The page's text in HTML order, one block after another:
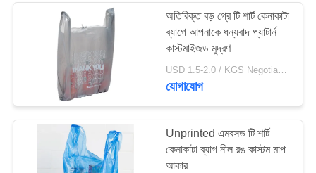
যোগাযোগ
কেস
অতিরিক্ত বড় গ্রে টি শার্ট কেনাকাটা
ব্যাগে আপনাকে ধন্যবাদ প্যাটার্ন
কাস্টমাইজড মুদ্রণ
USD 1.5-2.0 / KGS Negotiable MOQ:1000KGS
যোগাযোগ
Unprinted এমবসড টি শার্ট
কেনাকাটা ব্যাগ নীল রঙ কাস্টম মাপ
আকার